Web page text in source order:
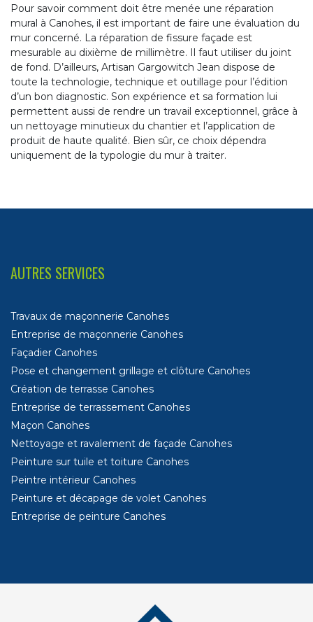
Pour savoir comment doit être menée une réparation
mural à Canohes, il est important de faire une évaluation du
mur concerné. La réparation de fissure façade est
mesurable au dixième de millimètre. Il faut utiliser du joint
de fond. D’ailleurs, Artisan Gargowitch Jean dispose de
toute la technologie, technique et outillage pour l’édition
d’un bon diagnostic. Son expérience et sa formation lui
permettent aussi de rendre un travail exceptionnel, grâce à
un nettoyage minutieux du chantier et l’application de
produit de haute qualité. Bien sûr, ce choix dépendra
uniquement de la typologie du mur à traiter.
AUTRES SERVICES
Travaux de maçonnerie Canohes
Entreprise de maçonnerie Canohes
Façadier Canohes
Pose et changement grillage et clôture Canohes
Création de terrasse Canohes
Entreprise de terrassement Canohes
Maçon Canohes
Nettoyage et ravalement de façade Canohes
Peinture sur tuile et toiture Canohes
Peintre intérieur Canohes
Peinture et décapage de volet Canohes
Entreprise de peinture Canohes